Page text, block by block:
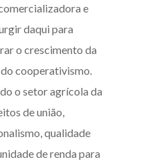
e
daqui para
o crescimento da
cooperativismo.
o setor agrícola da
de união,
qualidade
de renda para